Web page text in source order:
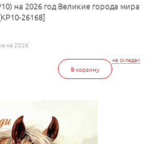
на 2026 год Великие города мира
26168]
на 2026
на складах
В корзину